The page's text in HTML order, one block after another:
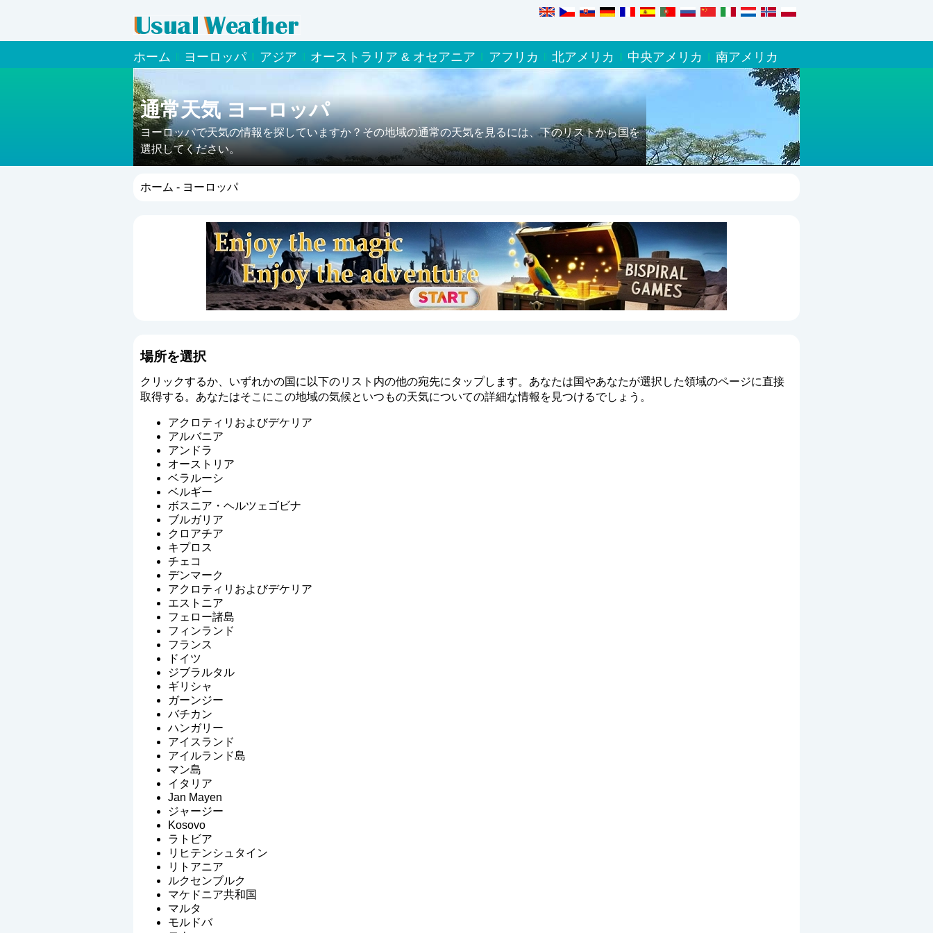
ホーム ヨーロッパ アジア オーストラリア & オセアニア アフリカ 北アメリカ 中央アメリカ 南アメリカ
通常天気 ヨーロッパ
ヨーロッパで天気の情報を探していますか？その地域の通常の天気を見るには、下のリストから国を
選択してください。
ホーム - ヨーロッパ
場所を選択
クリックするか、いずれかの国に以下のリスト内の他の宛先にタップします。あなたは国やあなたが選択した領域のページに直接
取得する。あなたはそこにこの地域の気候といつもの天気についての詳細な情報を見つけるでしょう。
アクロティリおよびデケリア
アルバニア
アンドラ
オーストリア
ベラルーシ
ベルギー
ボスニア・ヘルツェゴビナ
ブルガリア
クロアチア
キプロス
チェコ
デンマーク
アクロティリおよびデケリア
エストニア
フェロー諸島
フィンランド
フランス
ドイツ
ジブラルタル
ギリシャ
ガーンジー
バチカン
ハンガリー
アイスランド
アイルランド島
マン島
イタリア
Jan Mayen
ジャージー
Kosovo
ラトビア
リヒテンシュタイン
リトアニア
ルクセンブルク
マケドニア共和国
マルタ
モルドバ